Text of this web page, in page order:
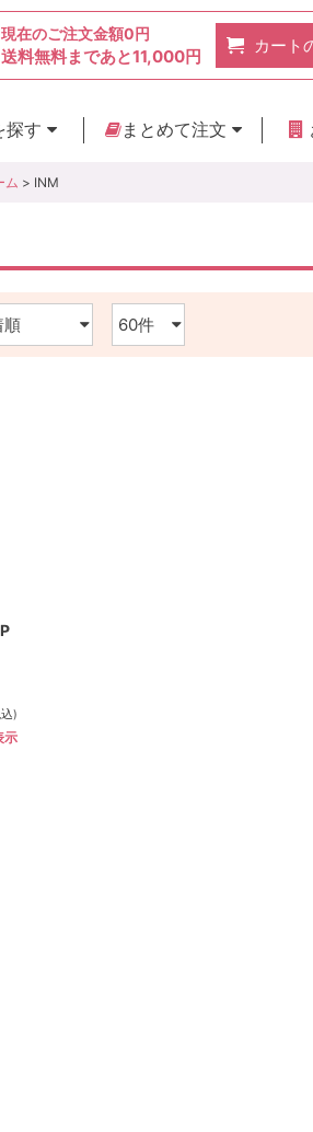
現在のご注文金額0円
送料無料まであと11,000円
カート
探す
まとめて注文
ム > INM
)
示